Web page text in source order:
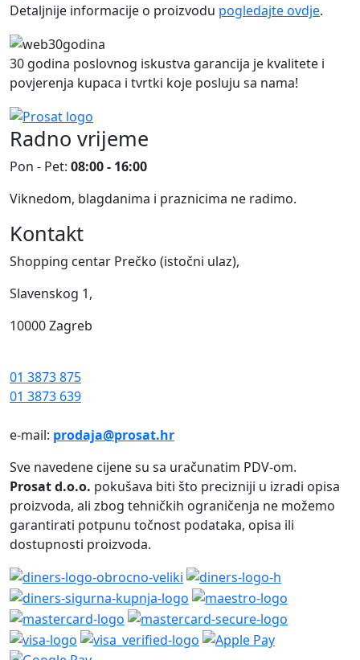
Detaljnije informacije o proizvodu pogledajte ovdje.
30 godina poslovnog iskustva garancija je kvalitete i
povjerenja kupaca i tvrtki koje posluju sa nama!
Radno vrijeme
Pon - Pet: 08:00 - 16:00
Viknedom, blagdanima i praznicima ne radimo.
Kontakt
Shopping centar Prečko (istočni ulaz),
Slavenskog 1,
10000 Zagreb
01 3873 875
01 3873 639
e-mail: prodaja@prosat.hr
Sve navedene cijene su sa uračunatim PDV-om.
Prosat d.o.o. pokušava biti što precizniji u izradi opisa
proizvoda, ali zbog tehničkih ograničenja ne možemo
garantirati potpunu točnost podataka, opisa ili
dostupnosti proizvoda.